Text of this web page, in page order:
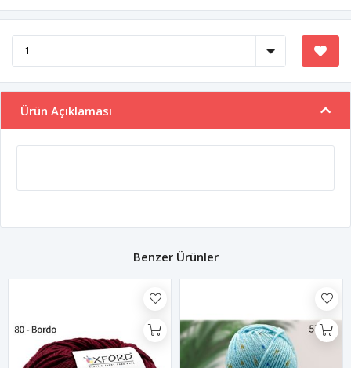
Ürün Açıklaması
Benzer Ürünler